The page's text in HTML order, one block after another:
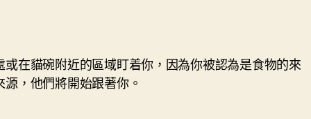
在貓碗附近的區域盯着你，因為你被認為是食物的來
，他們將開始跟著你。